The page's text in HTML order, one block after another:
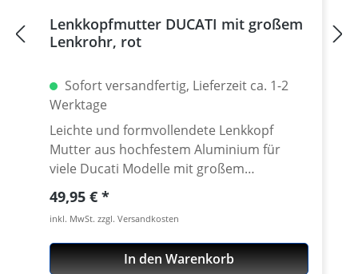
Lenkkopfmutter DUCATI mit großem
Lenkrohr, rot
Sofort versandfertig, Lieferzeit ca. 1-2
Werktage
Leichte und formvollendete Lenkkopf
Mutter aus hochfestem Aluminium für
viele Ducati Modelle mit großem
Steuerkopfrohr. Klemmdurchmesser
40mm. CNC gefräst aus extrem zähen und
hochfesten 7075 T6
Konstruktionsaluminium. Lieferbar in
diversen Eloxalfarbtönen. Passend für
Regulärer Preis:
49,95 €
inkl. MwSt. zzgl. Versandkosten
In den Warenkorb